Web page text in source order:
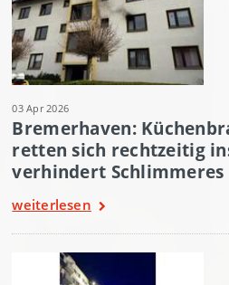
03 Apr 2026
Bremerhaven:
retten sich rechtzeitig
verhindert Schlimmeres
weiterlesen